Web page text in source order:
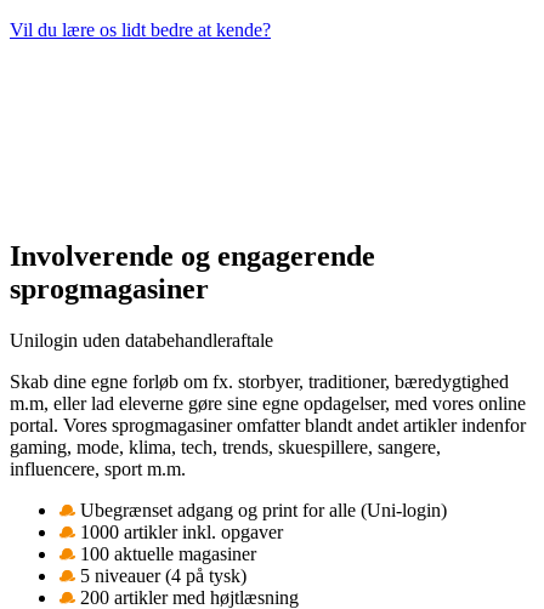
Vil du lære os lidt bedre at kende?
Involverende og engagerende
sprogmagasiner
Unilogin uden databehandleraftale
Skab dine egne forløb om fx. storbyer, traditioner, bæredygtighed
m.m, eller lad eleverne gøre sine egne opdagelser, med vores online
portal. Vores sprogmagasiner omfatter blandt andet artikler indenfor
gaming, mode, klima, tech, trends, skuespillere, sangere,
influencere, sport m.m.
Ubegrænset adgang og print for alle (Uni-login)
1000 artikler inkl. opgaver
100 aktuelle magasiner
5 niveauer (4 på tysk)
200 artikler med højtlæsning